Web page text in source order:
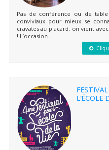
Pas de conférence ou de
conviviaux pour mieux se
cravates au placard, on vient
! L’occasion...
L’ÉCOLE